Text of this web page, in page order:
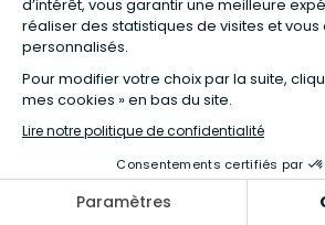
Publié dans: Conseils,